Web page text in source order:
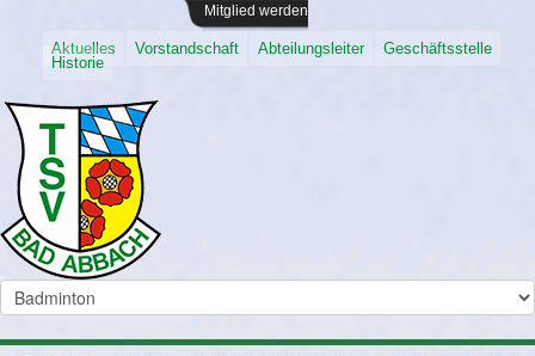
Mitglied werden
Aktuelles Vorstandschaft Abteilungsleiter
Geschäftsstelle
Historie